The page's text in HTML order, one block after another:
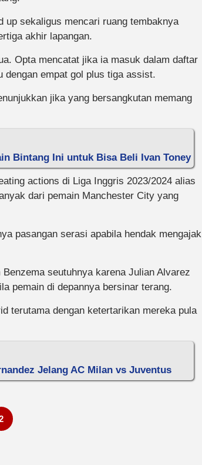
up sekaligus mencari ruang tembaknya
akhir lapangan.
Opta mencatat jika ia masuk dalam daftar
empat gol plus tiga assist.
jika yang bersangkutan memang
Bintang Ini untuk Bisa Beli Ivan Toney
actions di Liga Inggris 2023/2024 alias
dari pemain Manchester City yang
pasangan serasi apabila hendak mengajak
seutuhnya karena Julian Alvarez
pemain di depannya bersinar terang.
terutama dengan ketertarikan mereka pula
Jelang AC Milan vs Juventus